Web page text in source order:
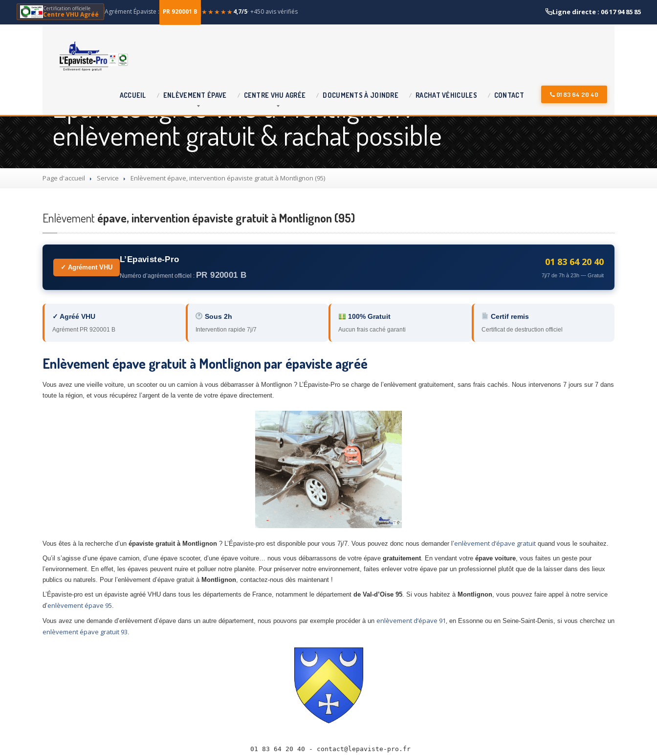
Certification officielle
Centre VHU Agréé Agrément Épaviste : PR 920001 B ★★★★★4,7/5· +450 avis vérifiés Ligne directe : 06 17 94 85 85
ACCUEIL ENLÈVEMENT ÉPAVE CENTRE VHU AGRÉE DOCUMENTS À JOINDRE RACHAT VÉHICULES CONTACT 01 83 64 20 40
Épaviste agréé VHU à Montlignon :
enlèvement gratuit & rachat possible
Page d'accueil Service Enlèvement épave, intervention épaviste gratuit à Montlignon (95)
Enlèvement épave, intervention épaviste gratuit à Montlignon (95)
✓ Agrément VHU
L’Epaviste-Pro
Numéro d’agrément officiel : PR 920001 B
01 83 64 20 40
7j/7 de 7h à 23h — Gratuit
✓ Agréé VHU
Agrément PR 920001 B
Sous 2h
Intervention rapide 7j/7
100% Gratuit
Aucun frais caché garanti
Certif remis
Certificat de destruction officiel
Enlèvement épave gratuit à Montlignon par épaviste agréé
Vous avez une vieille voiture, un scooter ou un camion à vous débarrasser à Montlignon ? L’Épaviste-Pro se charge de l’enlèvement gratuitement, sans frais cachés. Nous intervenons 7 jours sur 7 dans
toute la région, et vous récupérez l’argent de la vente de votre épave directement.
Vous êtes à la recherche d’un épaviste gratuit à Montlignon ? L’Épaviste-pro est disponible pour vous 7j/7. Vous pouvez donc nous demander l’enlèvement d’épave gratuit quand vous le souhaitez.
Qu’il s’agisse d’une épave camion, d’une épave scooter, d’une épave voiture… nous vous débarrassons de votre épave gratuitement. En vendant votre épave voiture, vous faites un geste pour
l’environnement. En effet, les épaves peuvent nuire et polluer notre planète. Pour préserver notre environnement, faites enlever votre épave par un professionnel plutôt que de la laisser dans des lieux
publics ou naturels. Pour l’enlèvement d’épave gratuit à Montlignon, contactez-nous dès maintenant !
L’Épaviste-pro est un épaviste agréé VHU dans tous les départements de France, notamment le département de Val-d’Oise 95. Si vous habitez à Montlignon, vous pouvez faire appel à notre service
d’enlèvement épave 95.
Vous avez une demande d’enlèvement d’épave dans un autre département, nous pouvons par exemple procéder à un enlèvement d’épave 91, en Essonne ou en Seine-Saint-Denis, si vous cherchez un
enlèvement épave gratuit 93.